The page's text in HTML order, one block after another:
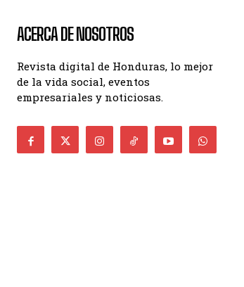
ACERCA DE NOSOTROS
Revista digital de Honduras, lo mejor
de la vida social, eventos
empresariales y noticiosas.